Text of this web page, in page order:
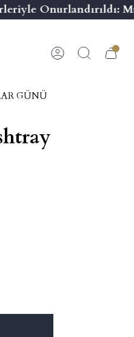
Onurlandırıldı:
GÜNÜ